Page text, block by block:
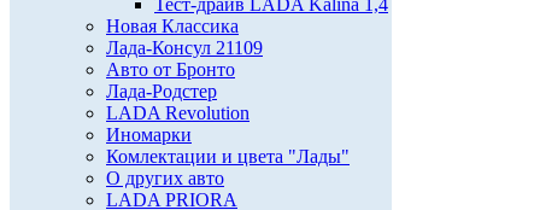
Тест-драйв LADA Kalina 1,4
Новая Классика
Лада-Консул 21109
Авто от Бронто
Лада-Родстер
LADA Revolution
Иномарки
Комлектации и цвета "Лады"
О других авто
LADA PRIORA